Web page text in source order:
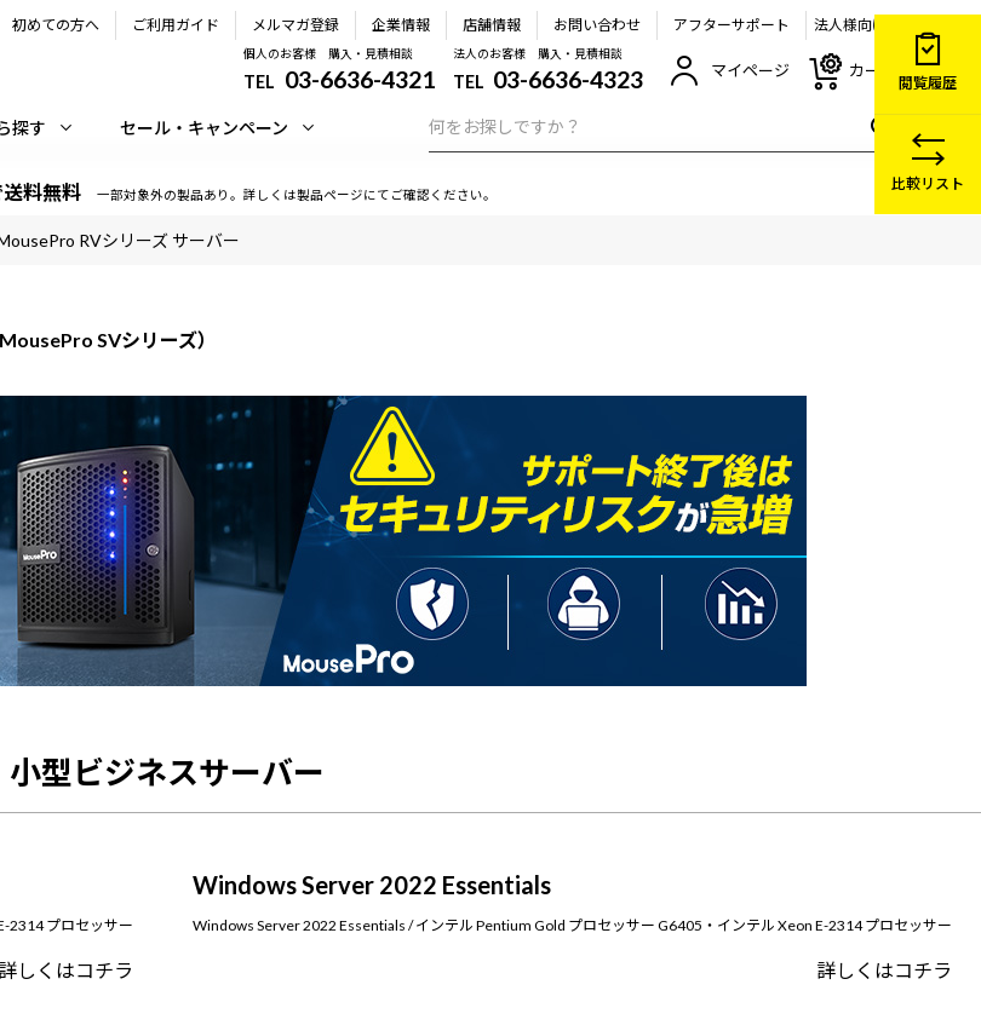
初めての方へ ご利用ガイド メルマガ登録 企業情報 店舗情報 お問い合わせ アフターサポート 法人様向け
個人のお客様 購入・見積相談
TEL 03-6636-4321
法人のお客様 購入・見積相談
TEL 03-6636-4323 マイページ カート
探す セール・キャンペーン
料無料 一部対象外の製品あり。詳しくは製品ページにてご確認ください。
RVシリーズ サーバー
SVシリーズ）
小型ビジネスサーバー
2314 プロセッサー
詳しくはコチラ
Windows Server 2022 Essentials
Windows Server 2022 Essentials / インテル Pentium Gold プロセッサー G6405・インテル Xeon E-2314 プロセッサー
詳しくはコチラ
閲覧履歴
比較リスト